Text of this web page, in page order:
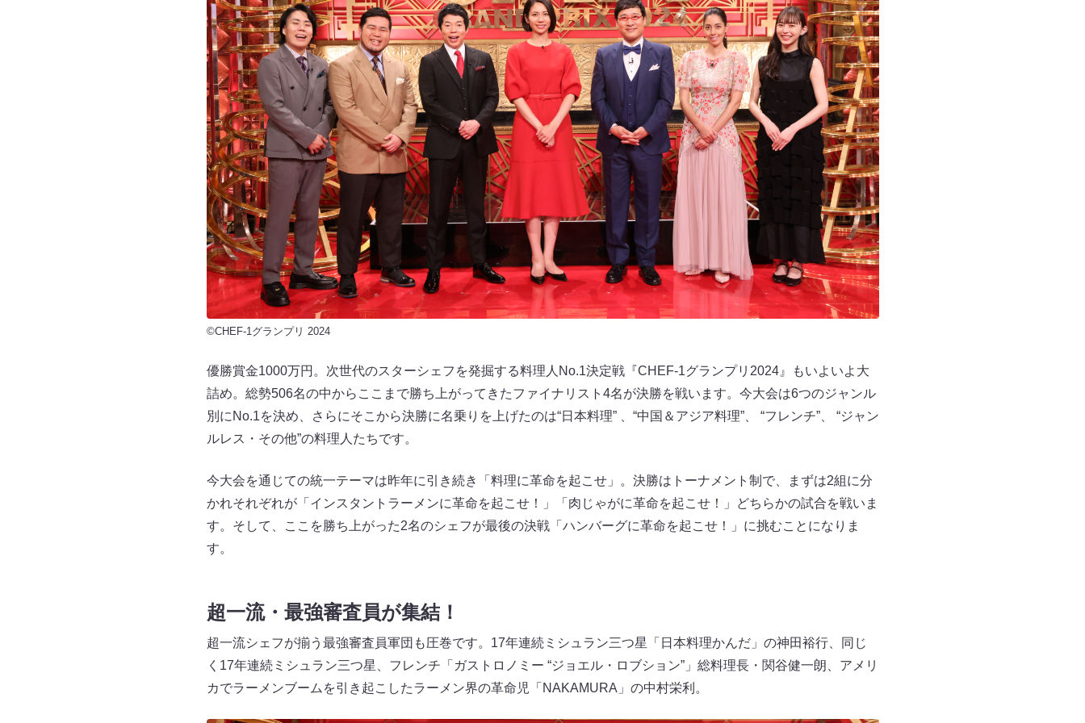
©CHEF-1グランプリ 2024
優勝賞金1000万円。次世代のスターシェフを発掘する料理人No.1決定戦『CHEF-1グランプリ2024』もいよいよ大
詰め。総勢506名の中からここまで勝ち上がってきたファイナリスト4名が決勝を戦います。今大会は6つのジャンル
別にNo.1を決め、さらにそこから決勝に名乗りを上げたのは“日本料理” 、“中国＆アジア料理”、 “フレンチ”、 “ジャン
ルレス・その他”の料理人たちです。
今大会を通じての統一テーマは昨年に引き続き「料理に革命を起こせ」。決勝はトーナメント制で、まずは2組に分
かれそれぞれが「インスタントラーメンに革命を起こせ！」「肉じゃがに革命を起こせ！」どちらかの試合を戦いま
す。そして、ここを勝ち上がった2名のシェフが最後の決戦「ハンバーグに革命を起こせ！」に挑むことになりま
す。
超一流・最強審査員が集結！
超一流シェフが揃う最強審査員軍団も圧巻です。17年連続ミシュラン三つ星「日本料理かんだ」の神田裕行、同じ
く17年連続ミシュラン三つ星、フレンチ「ガストロノミー “ジョエル・ロブション”」総料理長・関谷健一朗、アメリ
カでラーメンブームを引き起こしたラーメン界の革命児「NAKAMURA」の中村栄利。